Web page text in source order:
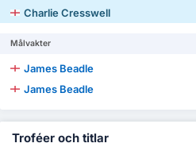
Charlie Cresswell
Målvakter
James Beadle
James Beadle
Troféer och titlar